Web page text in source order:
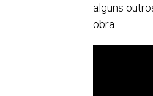
alguns
obra.